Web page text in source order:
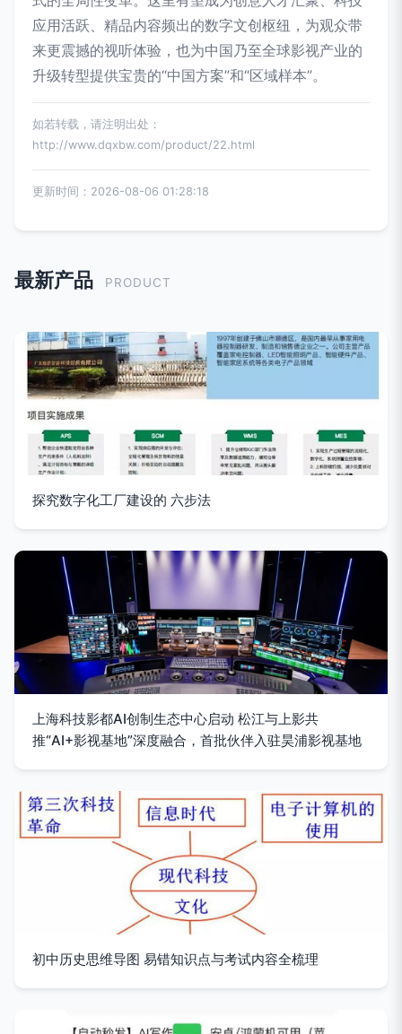
应用活跃、精品内容频出的数字文创枢纽，为观众带
来更震撼的视听体验，也为中国乃至全球影视产业的
升级转型提供宝贵的“中国方案”和“区域样本”。
如若转载，请注明出处：
http://www.dqxbw.com/product/22.html
更新时间：2026-08-06 01:28:18
最新产品 PRODUCT
探究数字化工厂建设的 六步法
上海科技影都AI创制生态中心启动 松江与上影共
推“AI+影视基地”深度融合，首批伙伴入驻昊浦影视基地
初中历史思维导图 易错知识点与考试内容全梳理